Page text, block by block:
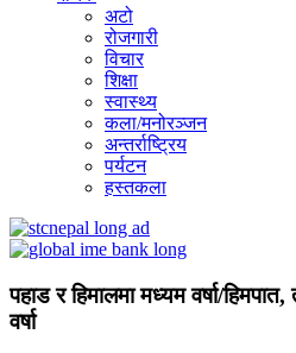
अटो
रोजगारी
विचार
शिक्षा
स्वास्थ्य
कला/मनोरञ्जन
अन्तर्राष्ट्रिय
पर्यटन
हस्तकला
पहाड र हिमालमा मध्यम वर्षा/
वर्षा